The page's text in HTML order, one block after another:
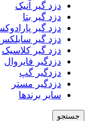
دزد گیر آنیک
دزد گیر بتا
دزد گیر
دزد گیر
دزد گیر کلاسیک
دزدگیر فایروال
دزدگیر گپ
دزدگیر مستر
سایر برندها
جستجو